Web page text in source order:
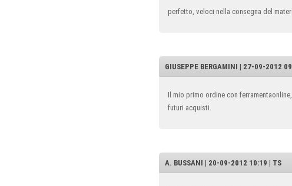
perfetto, veloci nella consegna del
GIUSEPPE BERGAMINI | 27-09-2012
Il mio primo ordine con
futuri acquisti.
A. BUSSANI | 20-09-2012 10:19 | TS